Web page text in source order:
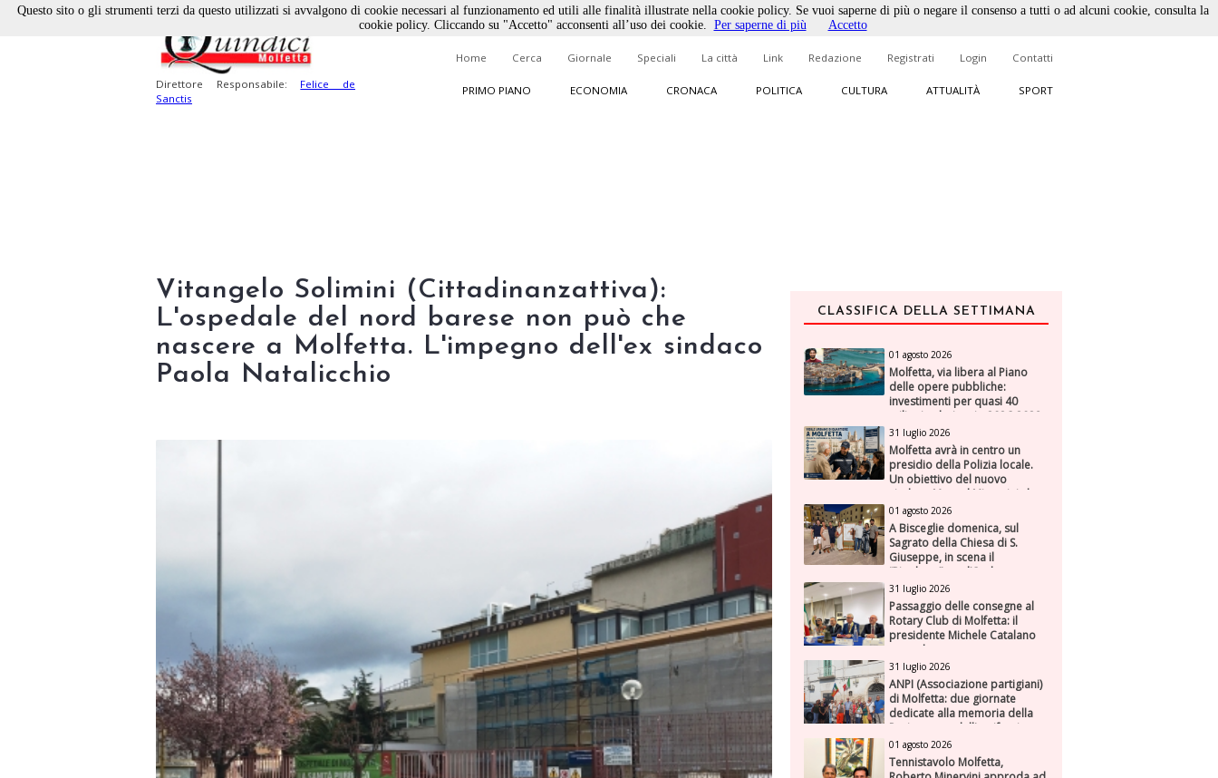
Direttore Responsabile: Felice de
Sanctis
Home Cerca Giornale Speciali La città Link Redazione Registrati Login Contatti
PRIMO PIANO ECONOMIA CRONACA POLITICA CULTURA ATTUALITÀ SPORT
Vitangelo Solimini (Cittadinanzattiva):
L'ospedale del nord barese non può che
nascere a Molfetta. L'impegno dell'ex sindaco
Paola Natalicchio
CLASSIFICA DELLA SETTIMANA
01 agosto 2026
Molfetta, via libera al Piano
delle opere pubbliche:
investimenti per quasi 40
milioni nel triennio 2026-2028
31 luglio 2026
Molfetta avrà in centro un
presidio della Polizia locale.
Un obiettivo del nuovo
sindaco Manuel Minervini che
diviene realtà, con la speranza
di maggiore efficienza e
presenza sul territorio
01 agosto 2026
A Bisceglie domenica, sul
Sagrato della Chiesa di S.
Giuseppe, in scena il
“Rigoletto” con l’Orchestra
Sinfonica Federiciana
31 luglio 2026
Passaggio delle consegne al
Rotary Club di Molfetta: il
presidente Michele Catalano
succede a se stesso
31 luglio 2026
ANPI (Associazione partigiani)
di Molfetta: due giornate
dedicate alla memoria della
Resistenza e dell'antifascismo
01 agosto 2026
Tennistavolo Molfetta,
Questo sito o gli strumenti terzi da questo utilizzati si avvalgono di cookie necessari al funzionamento ed utili alle finalità illustrate nella cookie policy. Se vuoi saperne di più o negare il consenso a tutti o ad alcuni cookie, consulta la
cookie policy. Cliccando su "Accetto" acconsenti all’uso dei cookie. Per saperne di più Accetto